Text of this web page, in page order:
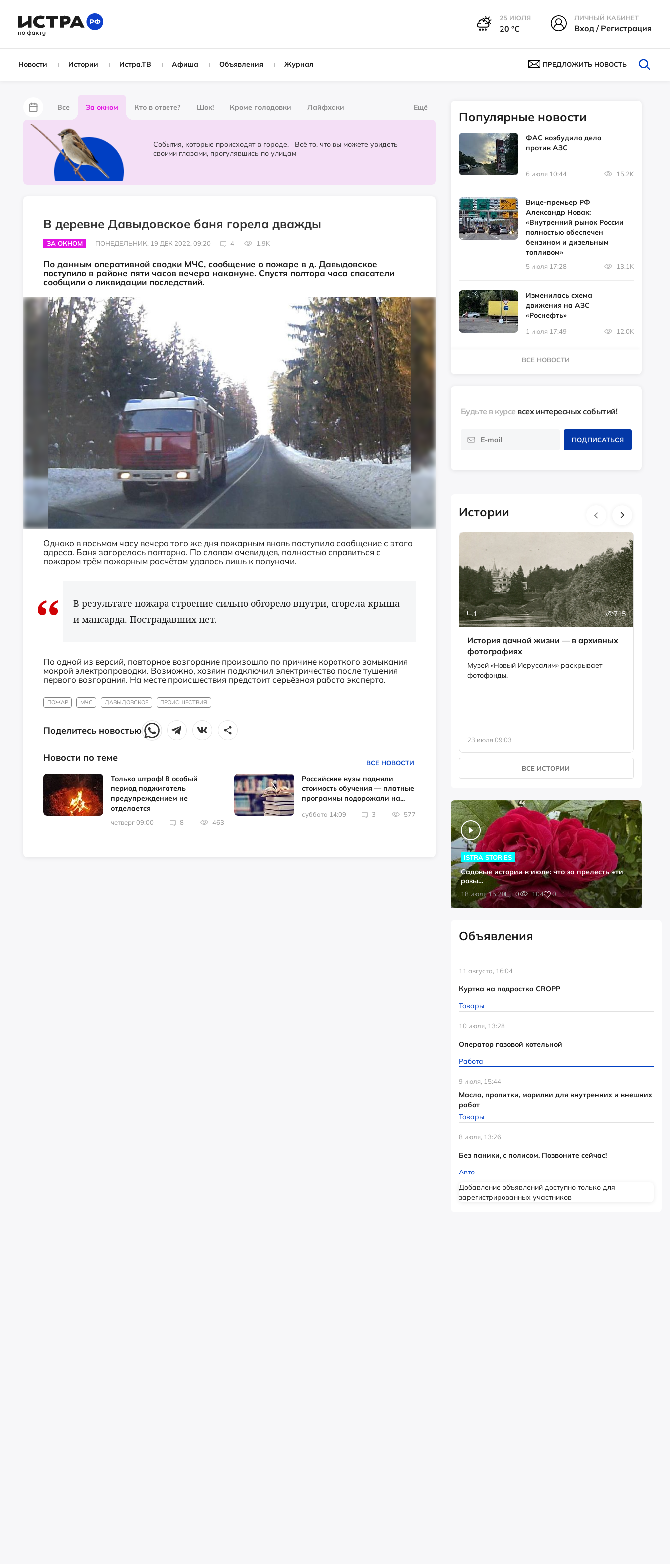
25 ИЮЛЯ
20 °С
ЛИЧНЫЙ КАБИНЕТ
Вход / Регистрация
Новости Истории Истра.ТВ Афиша Объявления Журнал ПРЕДЛОЖИТЬ НОВОСТЬ
Все За окном Кто в ответе? Шок! Кроме голодовки Лайфхаки
За забором
Партнёрский материал Народные новости Слухи
Ещё
События, которые происходят в городе. Всё то, что вы можете увидеть
своими глазами, прогулявшись по улицам
В деревне Давыдовское баня горела дважды
ЗА ОКНОМ ПОНЕДЕЛЬНИК, 19 ДЕК 2022, 09:20 4 1.9K
По данным оперативной сводки МЧС, сообщение о пожаре в д. Давыдовское
поступило в районе пяти часов вечера накануне. Спустя полтора часа спасатели
сообщили о ликвидации последствий.
Однако в восьмом часу вечера того же дня пожарным вновь поступило сообщение с этого
адреса. Баня загорелась повторно. По словам очевидцев, полностью справиться с
пожаром трём пожарным расчётам удалось лишь к полуночи.
В результате пожара строение сильно обгорело внутри, сгорела крыша
и мансарда. Пострадавших нет.
По одной из версий, повторное возгорание произошло по причине короткого замыкания
мокрой электропроводки. Возможно, хозяин подключил электричество после тушения
первого возгорания. На месте происшествия предстоит серьёзная работа эксперта.
ПОЖАР МЧС ДАВЫДОВСКОЕ ПРОИСШЕСТВИЯ
Поделитесь новостью
Новости по теме ВСЕ НОВОСТИ
Только штраф! В особый
период поджигатель
предупреждением не
отделается
четверг 09:00 8 463
Российские вузы подняли
стоимость обучения — платные
программы подорожали на...
суббота 14:09 3 577
Популярные новости
ФАС возбудило дело
против АЗС
6 июля 10:44 15.2K
Вице-премьер РФ
Александр Новак:
«Внутренний рынок России
полностью обеспечен
бензином и дизельным
топливом»
5 июля 17:28 13.1K
Изменилась схема
движения на АЗС
«Роснефть»
1 июля 17:49 12.0K
ВСЕ НОВОСТИ
Будьте в курсе всех интересных событий!
ПОДПИСАТЬСЯ
Истории
1 715
История дачной жизни — в архивных
фотографиях
Музей «Новый Иерусалим» раскрывает
фотофонды.
23 июля 09:03
ВСЕ ИСТОРИИ
18 июля 15:20 0 104 0
ISTRA STORIES
Садовые истории в июле: что за прелесть эти
розы…
Объявления
11 августа, 16:04
Куртка на подростка CROPP
Товары
10 июля, 13:28
Оператор газовой котельной
Работа
9 июля, 15:44
Масла, пропитки, морилки для внутренних и внешних
работ
Товары
8 июля, 13:26
Без паники, с полисом. Позвоните сейчас!
Авто
Добавление объявлений доступно только для
зарегистрированных участников